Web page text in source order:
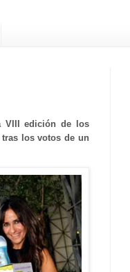
VIII edición de los
los votos de un